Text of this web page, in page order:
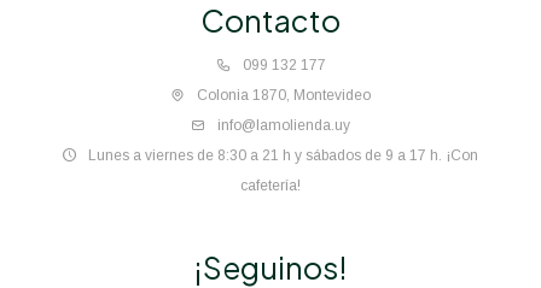
Contacto
099 132 177
Colonia 1870, Montevideo
info@lamolienda.uy
Lunes a viernes de 8:30 a 21 h y sábados de 9 a 17 h. ¡Con
cafetería!
¡Seguinos!